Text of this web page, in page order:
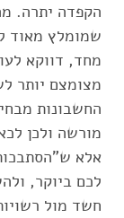
הקפדה יתרה.
שמומלץ מאוד
מחד, דווקא
מצומצם יותר
החשבונות
מורשה ולכן
אלא
לכם ביוקר,
חשד מול